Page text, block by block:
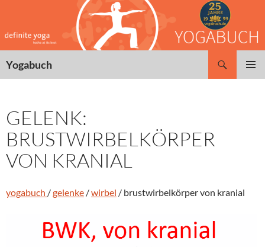
springen
Yogabuch
GELENK:
BRUSTWIRBELKÖRPER
VON KRANIAL
yogabuch /gelenke /wirbel / brustwirbelkörper von kranial